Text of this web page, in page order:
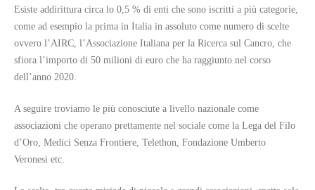
Esiste addirittura circa lo 0,5 % di enti che sono iscritti a più categorie,
come ad esempio la prima in Italia in assoluto come numero di scelte
ovvero l’AIRC, l’Associazione Italiana per la Ricerca sul Cancro, che
sfiora l’importo di 50 milioni di euro che ha raggiunto nel corso
dell’anno 2020.
A seguire troviamo le più conosciute a livello nazionale come
associazioni che operano prettamente nel sociale come la Lega del Filo
d’Oro, Medici Senza Frontiere, Telethon, Fondazione Umberto
Veronesi etc.